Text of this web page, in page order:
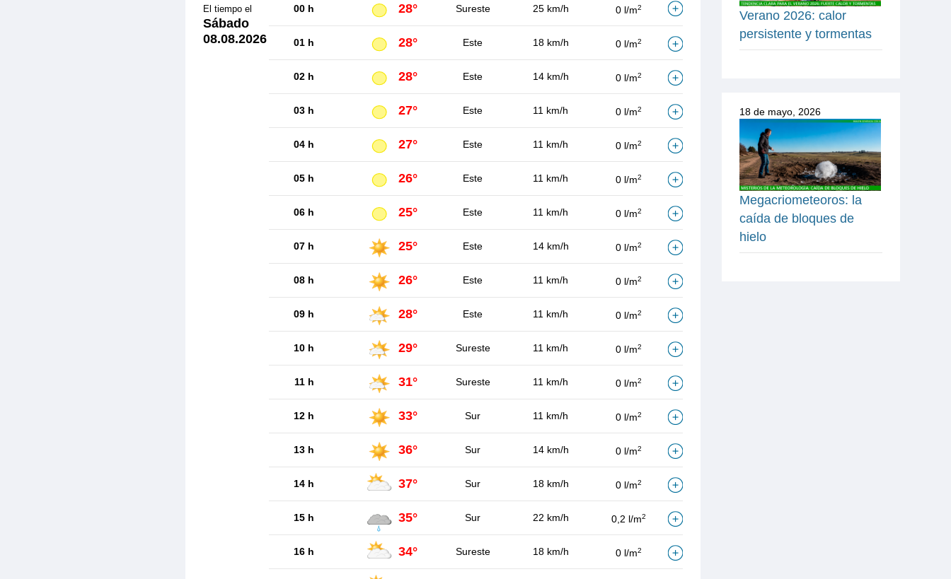
El tiempo el
Sábado
08.08.2026
00 h 28° Sureste 25 km/h 0 l/m2
01 h 28° Este 18 km/h 0 l/m2
02 h 28° Este 14 km/h 0 l/m2
03 h 27° Este 11 km/h 0 l/m2
04 h 27° Este 11 km/h 0 l/m2
05 h 26° Este 11 km/h 0 l/m2
06 h 25° Este 11 km/h 0 l/m2
07 h 25° Este 14 km/h 0 l/m2
08 h 26° Este 11 km/h 0 l/m2
09 h 28° Este 11 km/h 0 l/m2
10 h 29° Sureste 11 km/h 0 l/m2
11 h 31° Sureste 11 km/h 0 l/m2
12 h 33° Sur 11 km/h 0 l/m2
13 h 36° Sur 14 km/h 0 l/m2
14 h 37° Sur 18 km/h 0 l/m2
15 h 35° Sur 22 km/h 0,2 l/m2
16 h 34° Sureste 18 km/h 0 l/m2
Verano 2026: calor
persistente y tormentas
18 de mayo, 2026
Megacriometeoros: la
caída de bloques de
hielo